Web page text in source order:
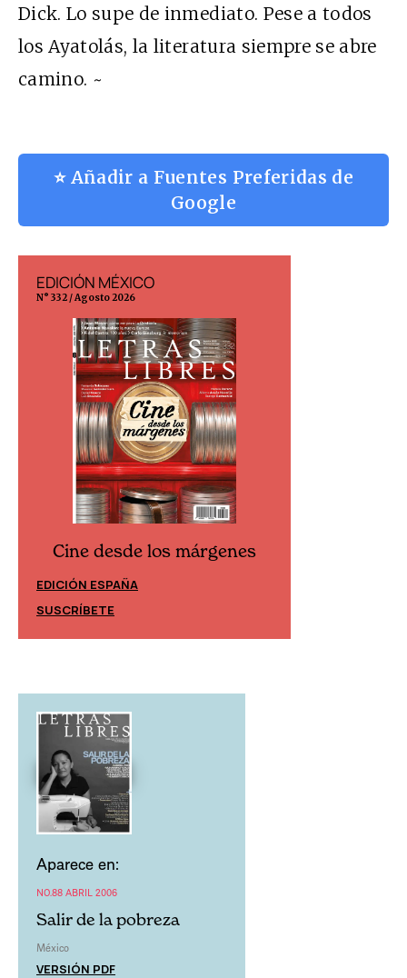
Dick. Lo supe de inmediato. Pese a todos
los Ayatolás, la literatura siempre se abre
camino. ~
⭐ Añadir a Fuentes Preferidas de
Google
EDICIÓN MÉXICO
N° 332 / Agosto 2026
Cine desde los márgenes
EDICIÓN ESPAÑA
SUSCRÍBETE
Aparece en:
NO.88 ABRIL 2006
Salir de la pobreza
México
VERSIÓN PDF